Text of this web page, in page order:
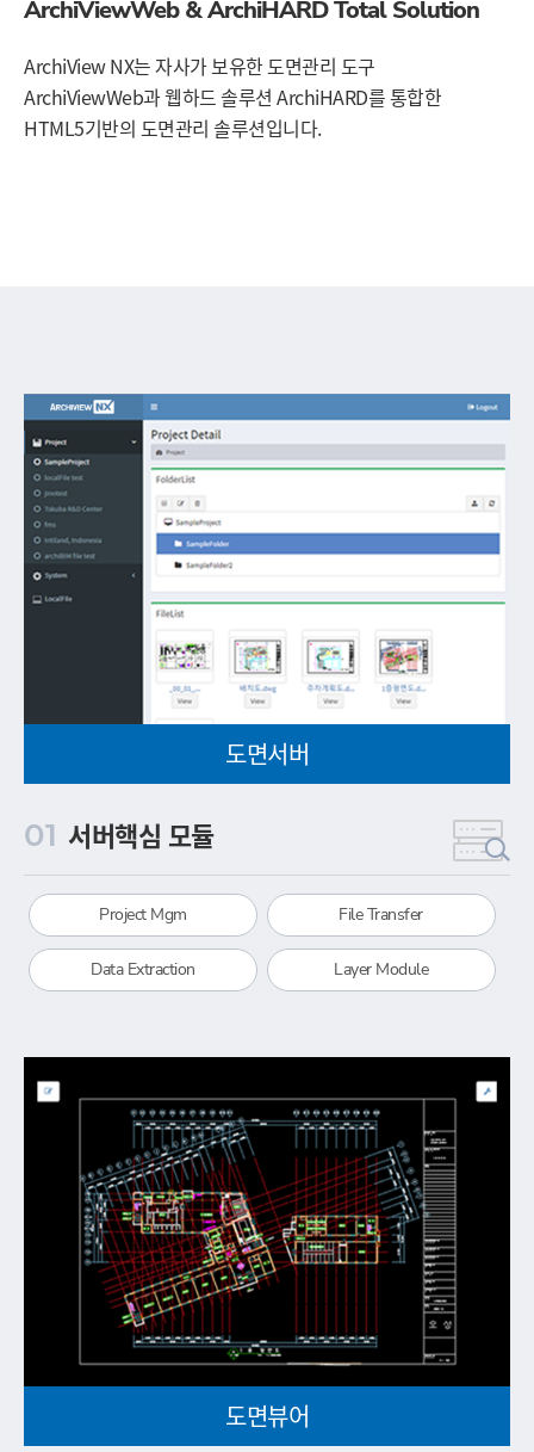
ArchiViewWeb & ArchiHARD Total Solution
ArchiView NX는 자사가 보유한 도면관리 도구
ArchiViewWeb과 웹하드 솔루션 ArchiHARD를 통합한
HTML5기반의 도면관리 솔루션입니다.
도면서버
01 서버핵심 모듈
Project Mgm File Transfer
Data Extraction Layer Module
도면뷰어